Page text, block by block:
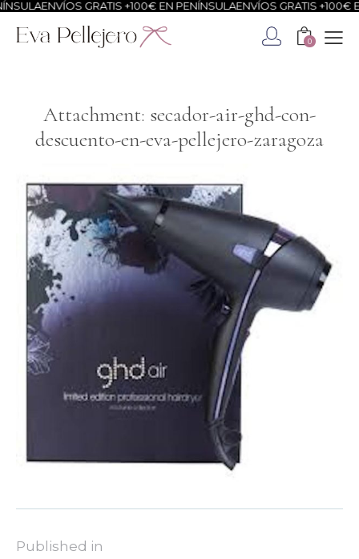
ENVÍOS GRATIS +100€ EN PENÍNSULAENVÍOS GRATIS +100€
0
Attachment: secador-air-ghd-con-
descuento-en-eva-pellejero-zaragoza
Published in